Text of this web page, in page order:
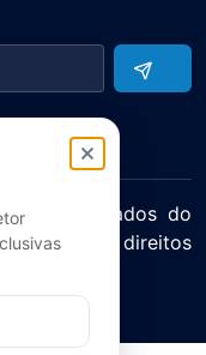
do
os direitos
de Uso